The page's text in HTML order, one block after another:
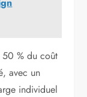
50 % du coût
avec un
individuel